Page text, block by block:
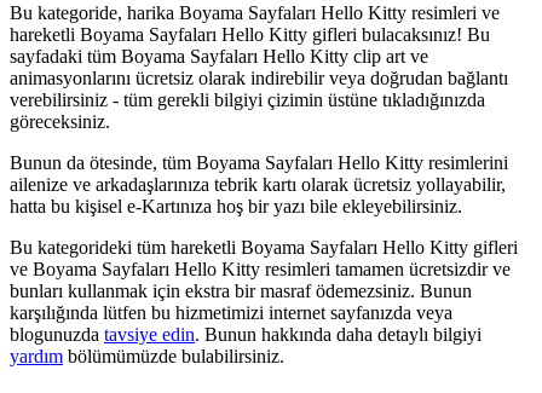
Bu kategoride, harika Boyama Sayfaları Hello Kitty resimleri ve
hareketli Boyama Sayfaları Hello Kitty gifleri bulacaksınız! Bu
sayfadaki tüm Boyama Sayfaları Hello Kitty clip art ve
animasyonlarını ücretsiz olarak indirebilir veya doğrudan bağlantı
verebilirsiniz - tüm gerekli bilgiyi çizimin üstüne tıkladığınızda
göreceksiniz.
Bunun da ötesinde, tüm Boyama Sayfaları Hello Kitty resimlerini
ailenize ve arkadaşlarınıza tebrik kartı olarak ücretsiz yollayabilir,
hatta bu kişisel e-Kartınıza hoş bir yazı bile ekleyebilirsiniz.
Bu kategorideki tüm hareketli Boyama Sayfaları Hello Kitty gifleri
ve Boyama Sayfaları Hello Kitty resimleri tamamen ücretsizdir ve
bunları kullanmak için ekstra bir masraf ödemezsiniz. Bunun
karşılığında lütfen bu hizmetimizi internet sayfanızda veya
blogunuzda tavsiye edin. Bunun hakkında daha detaylı bilgiyi
yardım bölümümüzde bulabilirsiniz.